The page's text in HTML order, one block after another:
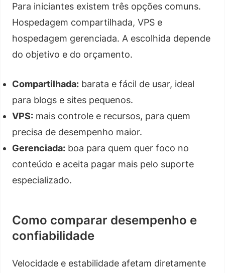
Para iniciantes existem três opções comuns.
Hospedagem compartilhada, VPS e
hospedagem gerenciada. A escolhida depende
do objetivo e do orçamento.
Compartilhada: barata e fácil de usar, ideal
para blogs e sites pequenos.
VPS: mais controle e recursos, para quem
precisa de desempenho maior.
Gerenciada: boa para quem quer foco no
conteúdo e aceita pagar mais pelo suporte
especializado.
Como comparar desempenho e
confiabilidade
Velocidade e estabilidade afetam diretamente